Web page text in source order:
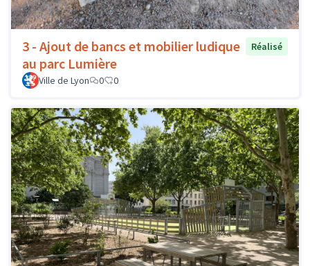
3 - Ajout de bancs et mobilier ludique
au parc Lumière
Réalisé
Ville de Lyon 0 0